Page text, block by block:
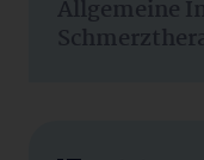
Allgemeine